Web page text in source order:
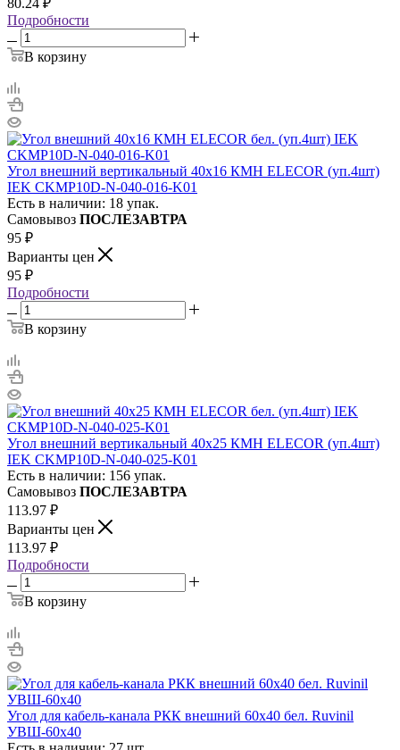
Подробности
В корзину
Угол внешний вертикальный 40х16 КМН ELECOR (уп.4шт)
IEK CKMP10D-N-040-016-K01
Есть в наличии: 18 упак.
Самовывоз ПОСЛЕЗАВТРА
95 ₽
Варианты цен
95 ₽
Подробности
В корзину
Угол внешний вертикальный 40х25 КМН ELECOR (уп.4шт)
IEK CKMP10D-N-040-025-K01
Есть в наличии: 156 упак.
Самовывоз ПОСЛЕЗАВТРА
113.97 ₽
Варианты цен
113.97 ₽
Подробности
В корзину
Угол для кабель-канала РКК внешний 60х40 бел. Ruvinil
УВШ-60х40